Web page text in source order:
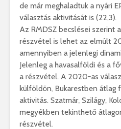
de már meghaladtuk a nyári
választás aktivitását is (22,3).
Az RMDSZ becslései szerint
részvétel is lehet az elmúlt
amennyiben a jelenlegi
Jelenleg a havasalföldi és a
a részvétel. A 2020-as
külföldön, Bukarestben átlag
aktivitás. Szatmár, Szilágy,
megyékben tekinthető
részvétel.